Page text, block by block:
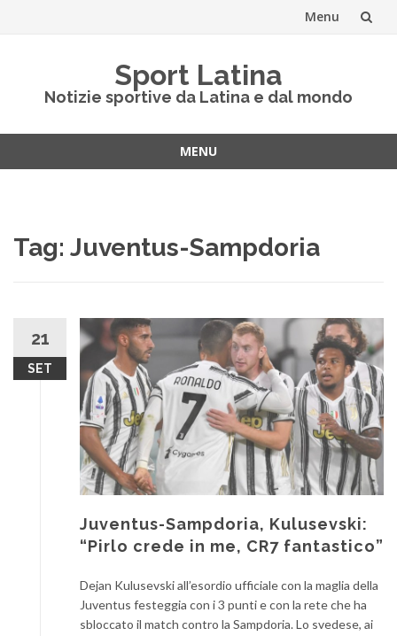
Menu
Sport Latina
Notizie sportive da Latina e dal mondo
MENU
Tag: Juventus-Sampdoria
21
SET
Juventus-Sampdoria, Kulusevski:
“Pirlo crede in me, CR7 fantastico”
Dejan Kulusevski all’esordio ufficiale con la maglia della
Juventus festeggia con i 3 punti e con la rete che ha
sbloccato il match contro la Sampdoria. Lo svedese, ai